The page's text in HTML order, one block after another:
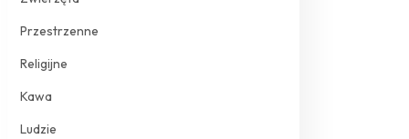
Przestrzenne
Religijne
Kawa
Ludzie